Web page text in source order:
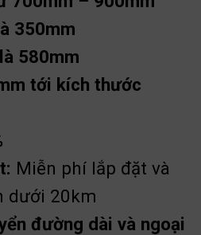
350mm
580mm
tới kích thước
Miễn phí lắp đặt và
dưới 20km
đường dài và ngoại